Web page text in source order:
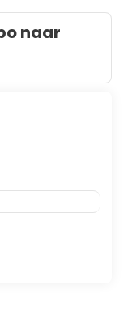
naar